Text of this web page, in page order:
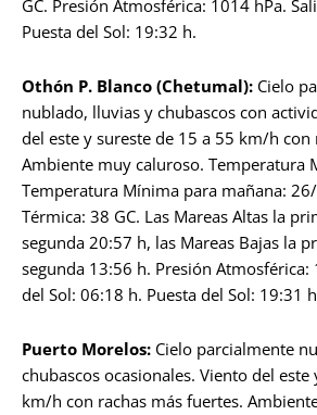
GC. Presión Atmosférica: 1014 hPa.
Puesta del Sol: 19:32 h.
Othón P. Blanco (Chetumal): Cielo
nublado, lluvias y chubascos con
del este y sureste de 15 a 55 km/h con
Ambiente muy caluroso. Temperatura
Temperatura Mínima para mañana: 26/
Térmica: 38 GC. Las Mareas Altas la
segunda 20:57 h, las Mareas Bajas la
segunda 13:56 h. Presión Atmosférica:
del Sol: 06:18 h. Puesta del Sol: 19:31
Puerto Morelos: Cielo parcialmente
chubascos ocasionales. Viento del este
km/h con rachas más fuertes.